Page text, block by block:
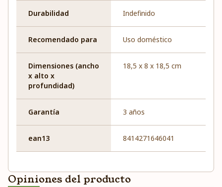
Durabilidad Indefinido
Recomendado para Uso doméstico
Dimensiones (ancho
x alto x
profundidad)
18,5 x 8 x 18,5 cm
Garantía 3 años
ean13 8414271646041
Opiniones del producto